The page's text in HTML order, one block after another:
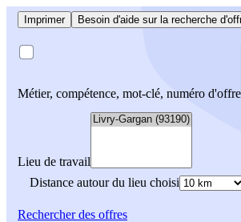
Imprimer Besoin d'aide sur la recherche
Métier, compétence, mot-clé, numéro d'offre
Lieu de travail
Distance autour du lieu choisi
Rechercherdes offres